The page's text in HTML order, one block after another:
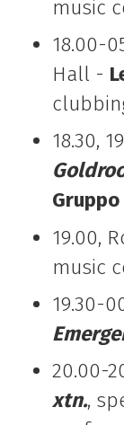
music
18.00-
Hall -
18.30,
Gruppo
19.00,
music
19.30-
20.00-
xtn.,